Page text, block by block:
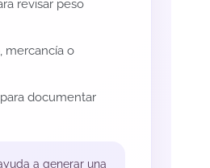
revisar peso
mercancía o
documentar
a generar una